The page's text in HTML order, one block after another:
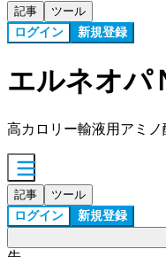
記事 ツール
ログイン 新規登録
エルネオパ
高カロリー輸液用アミ
記事 ツール
ログイン 新規登録